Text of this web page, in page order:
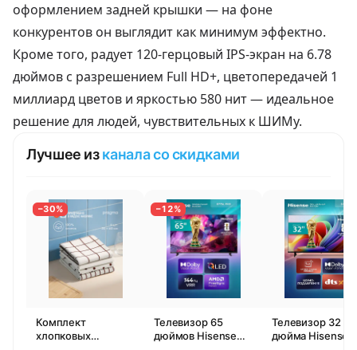
оформлением задней крышки — на фоне
конкурентов он выглядит как минимум эффектно.
Кроме того, радует 120-герцовый IPS-экран на 6.78
дюймов с разрешением Full HD+, цветопередачей 1
миллиард цветов и яркостью 580 нит — идеальное
решение для людей, чувствительных к ШИМу.
Лучшее изканала со скидками
−30%
Комплект
хлопковых
−12%
Телевизор 65
дюймов Hisense
Телевизор 32
дюйма Hisense